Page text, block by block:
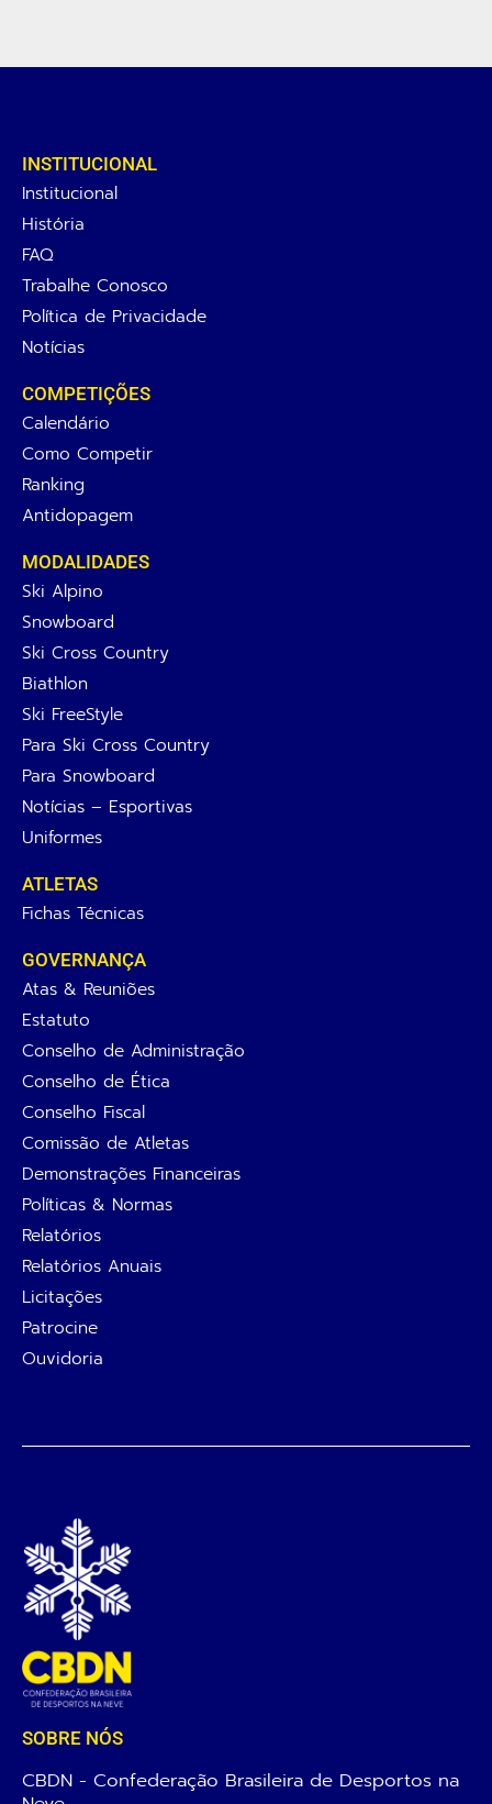
INSTITUCIONAL
Institucional
História
FAQ
Trabalhe Conosco
Política de Privacidade
Notícias
COMPETIÇÕES
Calendário
Como Competir
Ranking
Antidopagem
MODALIDADES
Ski Alpino
Snowboard
Ski Cross Country
Biathlon
Ski FreeStyle
Para Ski Cross Country
Para Snowboard
Notícias – Esportivas
Uniformes
ATLETAS
Fichas Técnicas
GOVERNANÇA
Atas & Reuniões
Estatuto
Conselho de Administração
Conselho de Ética
Conselho Fiscal
Comissão de Atletas
Demonstrações Financeiras
Políticas & Normas
Relatórios
Relatórios Anuais
Licitações
Patrocine
Ouvidoria
SOBRE NÓS
CBDN - Confederação Brasileira de Desportos na